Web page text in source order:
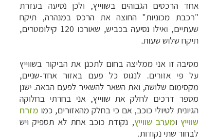
אחד הרכסים הגבוהים בשווייץ, ולכן נסיעה בעזרת
"רכבת מכוניות" החוצה את הרכס במנהרה, תיקח
שעתיים, ואילו נסיעה בכביש, שאורכו 120 קילומטרים,
תיקח שלוש שעות.
מסיבה זו אני ממליצה בחום לתכנן את הביקור בשווייץ
על פי אזורים. לנגוס כל פעם באזור אחד-שניים,
מקסימום שלושה, ואת השאר להשאיר לפעם הבאה. ישנן
מספר דרכים לחלק את שווייץ, אני בחרתי בחלוקה
הגיונית לטיולי כוכב, אם כי בחלק מהאזורים, כמו מזרח
שווייץ ומערב שווייץ, נקודת כוכב אחת לא תספיק ויש
לבחור שתי נקודות.